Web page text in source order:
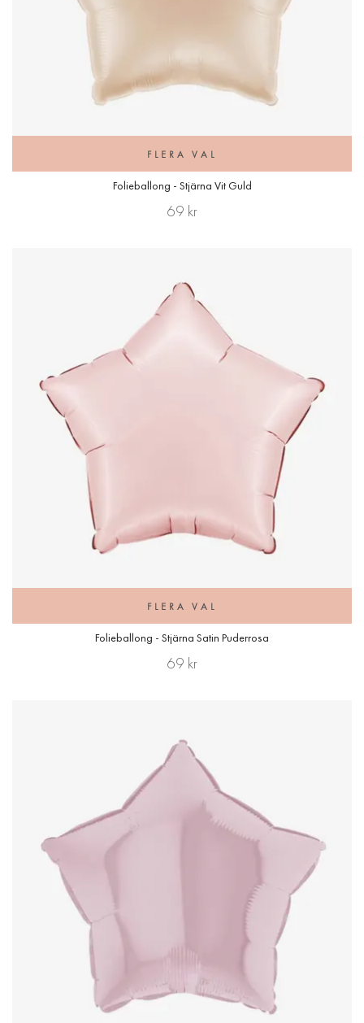
FLERA VAL
Folieballong - Stjärna Vit Guld
69 kr
FLERA VAL
Folieballong - Stjärna Satin Puderrosa
69 kr